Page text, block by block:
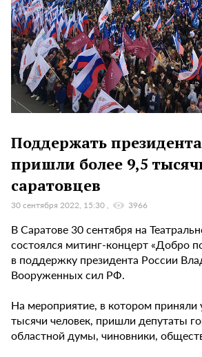
Поддержать
пришли более 9,5
саратовцев
30 сентября 2022, 15:30 3966
В Саратове 30 сентября на
состоялся митинг-концерт «Добро
в поддержку президента России
Вооруженных сил РФ.
На мероприятие, в котором приняли
тысячи человек, пришли депутаты
областной думы, чиновники,